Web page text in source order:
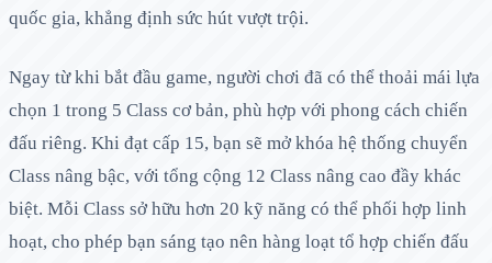
quốc gia, khẳng định sức hút vượt trội.
Ngay từ khi bắt đầu game, người chơi đã có thể thoải mái lựa
chọn 1 trong 5 Class cơ bản, phù hợp với phong cách chiến
đấu riêng. Khi đạt cấp 15, bạn sẽ mở khóa hệ thống chuyển
Class nâng bậc, với tổng cộng 12 Class nâng cao đầy khác
biệt. Mỗi Class sở hữu hơn 20 kỹ năng có thể phối hợp linh
hoạt, cho phép bạn sáng tạo nên hàng loạt tổ hợp chiến đấu